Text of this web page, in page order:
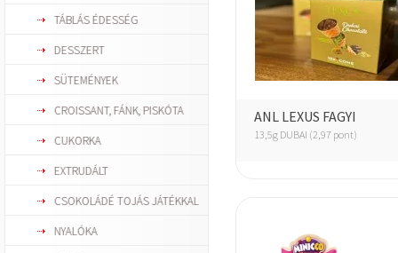
TÁBLÁS ÉDESSÉG
DESSZERT
SÜTEMÉNYEK
CROISSANT, FÁNK, PISKÓTA
CUKORKA
EXTRUDÁLT
CSOKOLÁDÉ TOJÁS JÁTÉKKAL
NYALÓKA
ANL LEXUS FAGYI
13,5g DUBAI (2,97 pont)